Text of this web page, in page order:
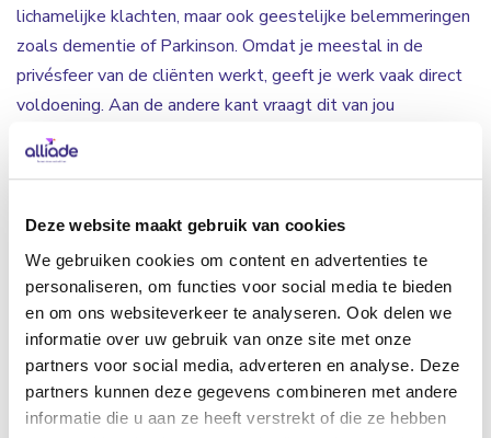
Deze website maakt gebruik van cookies
We gebruiken cookies om content en advertenties te
personaliseren, om functies voor social media te bieden
en om ons websiteverkeer te analyseren. Ook delen we
informatie over uw gebruik van onze site met onze
partners voor social media, adverteren en analyse. Deze
partners kunnen deze gegevens combineren met andere
informatie die u aan ze heeft verstrekt of die ze hebben
lichamelijke klachten, maar ook geestelijke belemmeringen
zoals dementie of Parkinson. Omdat je meestal in de
privésfeer van de cliënten werkt, geeft je werk vaak direct
voldoening. Aan de andere kant vraagt dit van jou
zelfstandigheid, creativiteit en flexibiliteit om in te spelen
op onverwachte situaties. Verder kun jij je inleven in de
anders loopt hanteer je op een goede manier de werkwijze
van Alliade waardoor de dag blijft verlopen zoals men
gewend is. Zo zorg je voor structuur en veiligheid bij de
cliënten. Om de dag tot een succes te maken, is het
samenwerken met je directe collega’s erg belangrijk.
Welk werk kun je doen in de